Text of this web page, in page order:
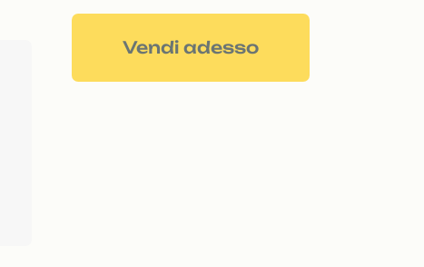
Vendi adesso